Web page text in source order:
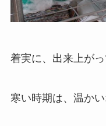
着実に、出来上が
寒い時期は、温か